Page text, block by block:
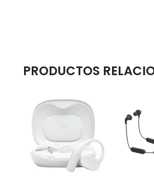
PRODUCTOS